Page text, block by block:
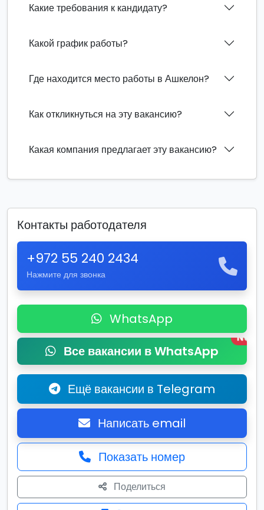
Какие требования к кандидату?
Какой график работы?
Где находится место работы в Ашкелон?
Как откликнуться на эту вакансию?
Какая компания предлагает эту вакансию?
Контакты работодателя
+972 55 240 2434
Нажмите для звонка
WhatsApp
Все вакансии в WhatsApp
New
Ещё вакансии в Telegram
Написать email
Показать номер
Поделиться